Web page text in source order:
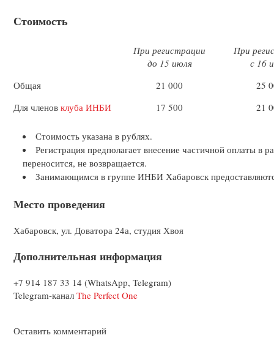
Стоимость
При регистрации
до 15 июля
При
с 16
Общая
21 000
25
Для членов клуба ИНБИ 17 500 21
Стоимость указана в рублях.
Регистрация предполагает внесение частичной оплаты в
переносится, не возвращается.
Занимающимся в группе ИНБИ Хабаровск
Место проведения
Хабаровск, ул. Доватора 24а, студия Хвоя
Дополнительная информация
+7 914 187 33 14 (WhatsApp, Telegram)
Telegram-канал The Perfect One
Оставить комментарий